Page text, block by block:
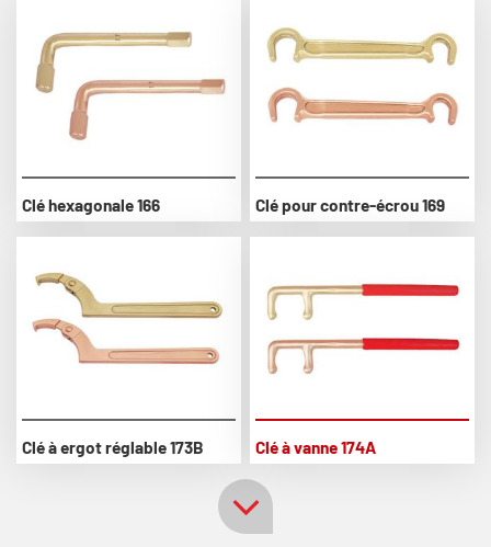
Clé hexagonale 166 Clé pour contre-écrou 169
Clé à ergot réglable 173B Clé à vanne 174A